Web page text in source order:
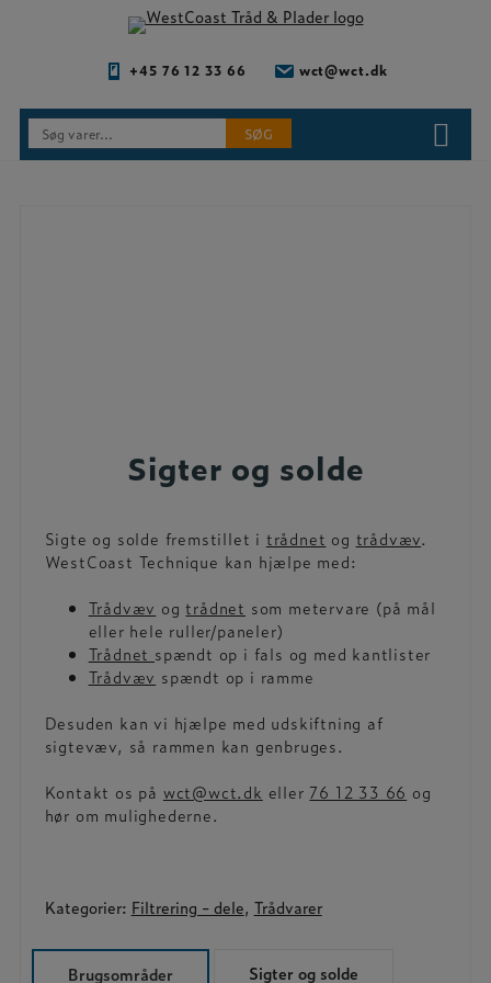
+45 76 12 33 66 wct@wct.dk
efter:
SØG
Sigter og solde
Sigte og solde fremstillet i trådnet og trådvæv.
WestCoast Technique kan hjælpe med:
Trådvæv ogtrådnet som metervare (på mål
eller hele ruller/paneler)
Trådnet spændt op i fals og med kantlister
Trådvæv spændt op i ramme
Desuden kan vi hjælpe med udskiftning af
sigtevæv, så rammen kan genbruges.
Kontakt os på wct@wct.dk eller 76 12 33 66 og
hør om mulighederne.
Kategorier: Filtrering - dele, Trådvarer
Brugsområder Sigter og solde